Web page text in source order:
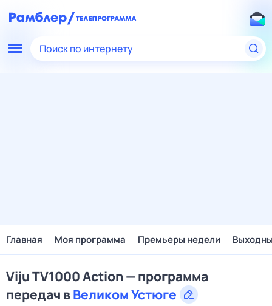
Поиск по интернету
Главная Моя программа Премьеры недели
Viju TV1000 Action — программа
передач вВеликом Устюге